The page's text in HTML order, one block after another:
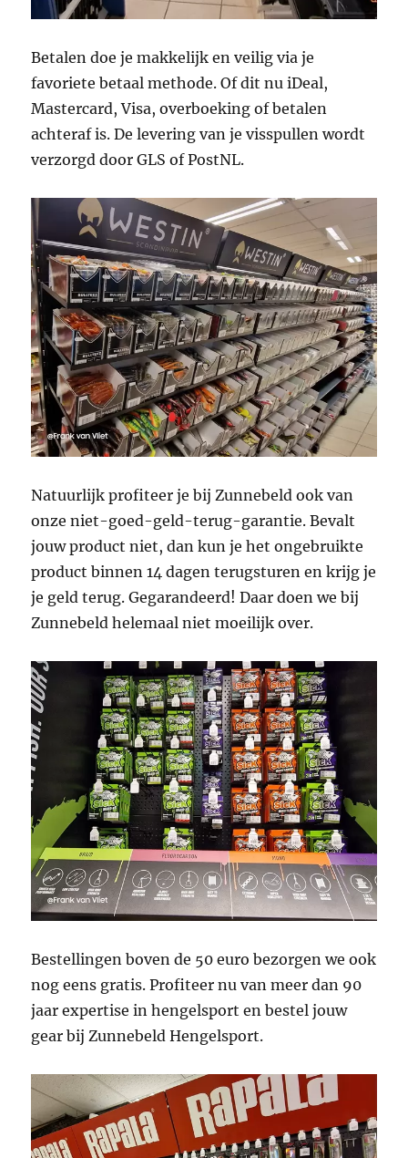
Betalen doe je makkelijk en veilig via je
favoriete betaal methode. Of dit nu iDeal,
Mastercard, Visa, overboeking of betalen
achteraf is. De levering van je visspullen wordt
verzorgd door GLS of PostNL.
Natuurlijk profiteer je bij Zunnebeld ook van
onze niet-goed-geld-terug-garantie. Bevalt
jouw product niet, dan kun je het ongebruikte
product binnen 14 dagen terugsturen en krijg je
je geld terug. Gegarandeerd! Daar doen we bij
Zunnebeld helemaal niet moeilijk over.
Bestellingen boven de 50 euro bezorgen we ook
nog eens gratis. Profiteer nu van meer dan 90
jaar expertise in hengelsport en bestel jouw
gear bij Zunnebeld Hengelsport.